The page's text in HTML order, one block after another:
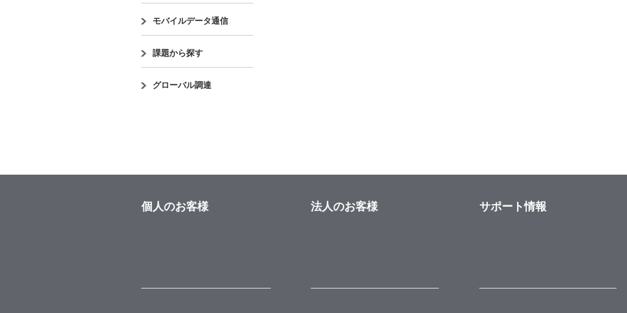
モバイルデータ通信
課題から探す
グローバル調達
個人のお客様 法人のお客様 サポート情報